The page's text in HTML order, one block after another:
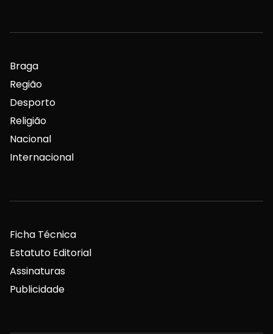
Braga
Região
Desporto
Religião
Nacional
Internacional
Ficha Técnica
Estatuto Editorial
Assinaturas
Publicidade